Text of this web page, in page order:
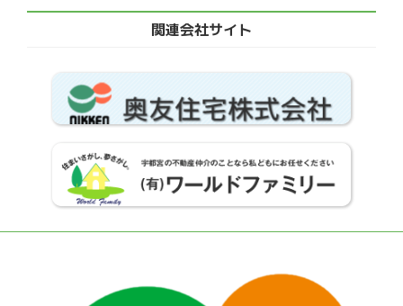
関連会社サイト